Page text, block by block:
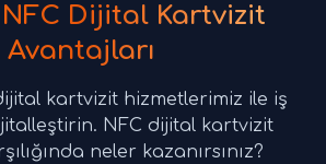
Dijital Kartvizit
Avantajları
kartvizit hizmetlerimiz ile iş
NFC dijital kartvizit
neler kazanırsınız?